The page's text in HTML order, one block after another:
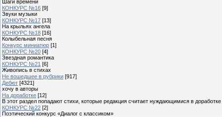
Шаги времени
КОНКУРС №16 [9]
Звуки музыки
КОНКУРС №17 [13]
На крыльях ангела
КОНКУРС №18 [16]
Колыбельная песня
Конкурс миниатюр [1]
КОНКУРС №20 [4]
Звездная романтика
КОНКУРС №21 [6]
Живопись в стихах
Не вошедшее в рубрики [917]
Дебют [4321]
хочу в авторы
На доработке [12]
В этот раздел попадают стихи, которые редакция считает нуждающимися в доработке
КОНКУРС №22 [2]
Поэтический конкурс «Диалог с классиком»